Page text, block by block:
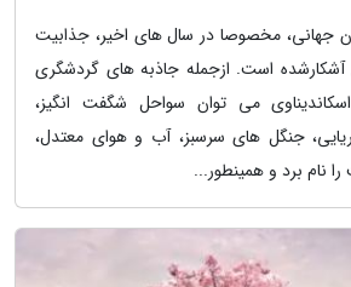
جهانی، مخصوصا در سال های اخیر، جذابیت
است. ازجمله جاذبه های گردشگری
اسکاندیناوی می توان سواحل شگفت انگیز،
جنگل های سرسبز، آب و هوای معتدل،
نام برد و همینطور...